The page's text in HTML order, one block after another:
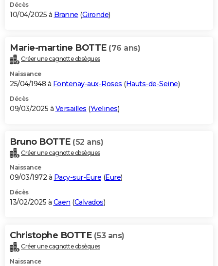
Décès
10/04/2025 à Branne (Gironde)
Marie-martine BOTTE (76 ans)
Créer une cagnotte obsèques
Naissance
25/04/1948 à Fontenay-aux-Roses (Hauts-de-Seine)
Décès
09/03/2025 à Versailles (Yvelines)
Bruno BOTTE (52 ans)
Créer une cagnotte obsèques
Naissance
09/03/1972 à Pacy-sur-Eure (Eure)
Décès
13/02/2025 à Caen (Calvados)
Christophe BOTTE (53 ans)
Créer une cagnotte obsèques
Naissance